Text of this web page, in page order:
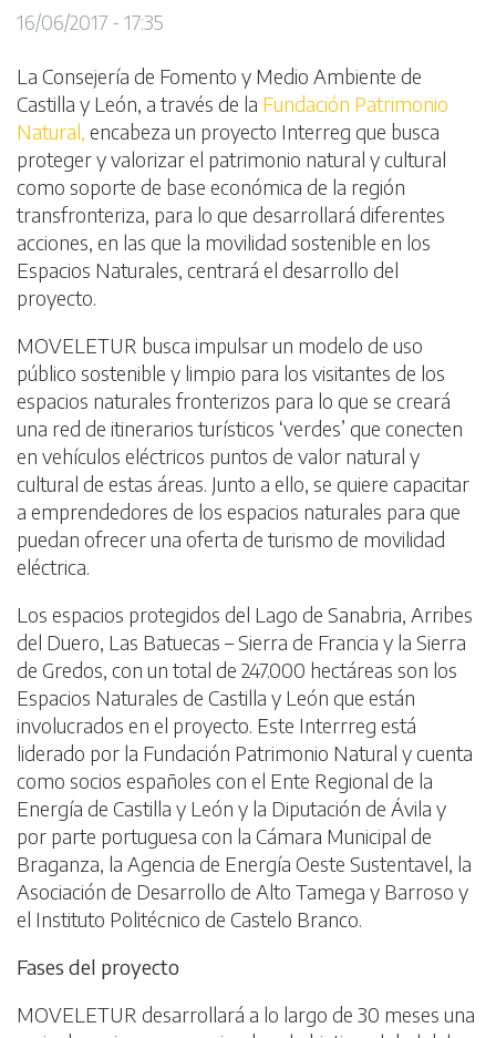
16/06/2017 - 17:35
La Consejería de Fomento y Medio Ambiente de
Castilla y León, a través de la Fundación Patrimonio
Natural, encabeza un proyecto Interreg que busca
proteger y valorizar el patrimonio natural y cultural
como soporte de base económica de la región
transfronteriza, para lo que desarrollará diferentes
acciones, en las que la movilidad sostenible en los
Espacios Naturales, centrará el desarrollo del
proyecto.
MOVELETUR busca impulsar un modelo de uso
público sostenible y limpio para los visitantes de los
espacios naturales fronterizos para lo que se creará
una red de itinerarios turísticos ‘verdes’ que conecten
en vehículos eléctricos puntos de valor natural y
cultural de estas áreas. Junto a ello, se quiere capacitar
a emprendedores de los espacios naturales para que
puedan ofrecer una oferta de turismo de movilidad
eléctrica.
Los espacios protegidos del Lago de Sanabria, Arribes
del Duero, Las Batuecas – Sierra de Francia y la Sierra
de Gredos, con un total de 247.000 hectáreas son los
Espacios Naturales de Castilla y León que están
involucrados en el proyecto. Este Interrreg está
liderado por la Fundación Patrimonio Natural y cuenta
como socios españoles con el Ente Regional de la
Energía de Castilla y León y la Diputación de Ávila y
por parte portuguesa con la Cámara Municipal de
Braganza, la Agencia de Energía Oeste Sustentavel, la
Asociación de Desarrollo de Alto Tamega y Barroso y
el Instituto Politécnico de Castelo Branco.
Fases del proyecto
MOVELETUR desarrollará a lo largo de 30 meses una